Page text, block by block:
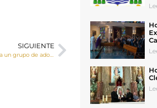
SIGUIENTE
El Sr. Obispo imparte la Confirmación a un grupo de adolescentes de Villar de Olalla